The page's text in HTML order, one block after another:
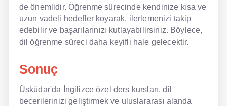
de önemlidir. Öğrenme sürecinde kendinize kısa ve
uzun vadeli hedefler koyarak, ilerlemenizi takip
edebilir ve başarılarınızı kutlayabilirsiniz. Böylece,
dil öğrenme süreci daha keyifli hale gelecektir.
Sonuç
Üsküdar'da İngilizce özel ders kursları, dil
becerilerinizi geliştirmek ve uluslararası alanda